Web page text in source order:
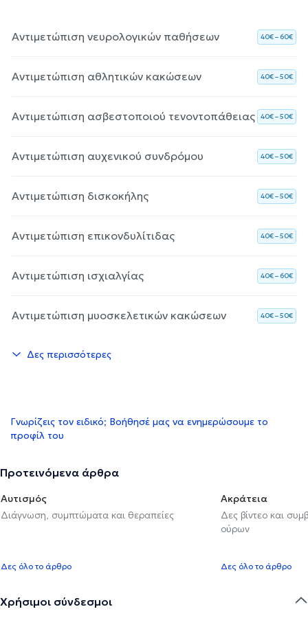
Αντιμετώπιση νευρολογικών παθήσεων 40€ – 60€
Αντιμετώπιση αθλητικών κακώσεων 40€ – 50€
Αντιμετώπιση ασβεστοποιού τενοντοπάθειας 40€ – 50€
Αντιμετώπιση αυχενικού συνδρόμου 40€ – 50€
Αντιμετώπιση δισκοκήλης 40€ – 50€
Αντιμετώπιση επικονδυλίτιδας 40€ – 50€
Αντιμετώπιση ισχιαλγίας 40€ – 60€
Αντιμετώπιση μυοσκελετικών κακώσεων 40€ – 50€
Δες περισσότερες
Γνωρίζεις τον ειδικό; Βοήθησέ μας να ενημερώσουμε το
προφίλ του
Προτεινόμενα άρθρα
Αυτισμός
Διάγνωση, συμπτώματα και θεραπείες
Δες όλο το άρθρο
Ακράτεια
Δες βίντεο και
ούρων
Δες όλο το άρθρο
Χρήσιμοι σύνδεσμοι